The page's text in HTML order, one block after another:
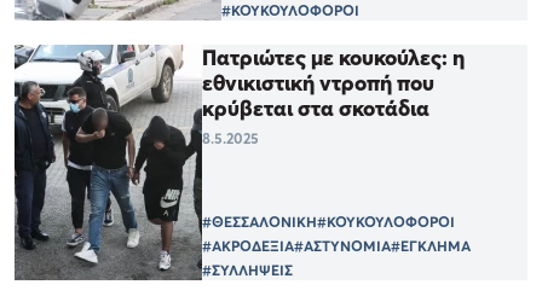
#ΚΟΥΚΟΥΛΟΦΟΡΟΙ
Πατριώτες με κουκούλες: η
εθνικιστική ντροπή που
κρύβεται στα σκοτάδια
8.5.2025
#ΘΕΣΣΑΛΟΝΙΚΗ#ΚΟΥΚΟΥΛΟΦΟΡΟΙ
#ΑΚΡΟΔΕΞΙΑ#ΑΣΤΥΝΟΜΙΑ#ΕΓΚΛΗΜΑ
#ΣΥΛΛΗΨΕΙΣ